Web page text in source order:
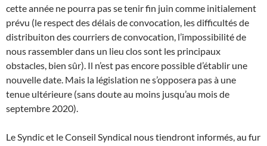
cette année ne pourra pas se tenir fin juin comme initialement
prévu (le respect des délais de convocation, les difficultés de
distribuiton des courriers de convocation, l’impossibilité de
nous rassembler dans un lieu clos sont les principaux
obstacles, bien sûr). Il n’est pas encore possible d’établir une
nouvelle date. Mais la législation ne s’opposera pas à une
tenue ultérieure (sans doute au moins jusqu’au mois de
septembre 2020).
Le Syndic et le Conseil Syndical nous tiendront informés, au fur